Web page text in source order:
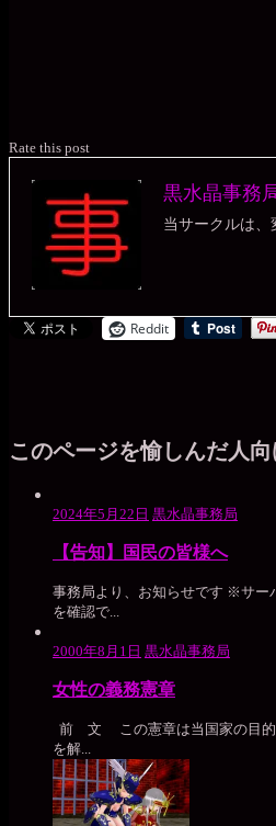
Rate this post
黒水晶事務
当サークルは、
Reddit
このページを愉しんだ人
2024年5月22日 黒水晶事務局
【告知】国民の皆様へ
事務局より、お知らせです ※サー
を確認で...
2000年8月1日 黒水晶事務局
女性の義務憲章
前 文 この憲章は当国家の目的
を解...